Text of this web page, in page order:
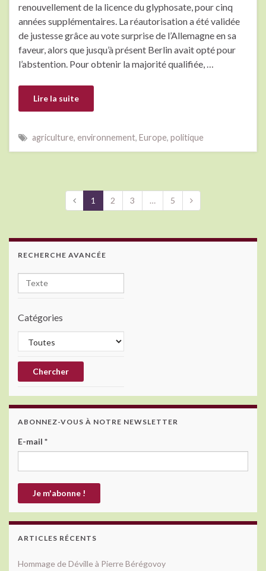
renouvellement de la licence du glyphosate, pour cinq
années supplémentaires. La réautorisation a été validée
de justesse grâce au vote surprise de l’Allemagne en sa
faveur, alors que jusqu’à présent Berlin avait opté pour
l’abstention. Pour obtenir la majorité qualifiée, …
Lire la suite
agriculture, environnement, Europe, politique
1 2 3 … 5
RECHERCHE AVANCÉE
Catégories
ABONNEZ-VOUS À NOTRE NEWSLETTER
E-mail *
ARTICLES RÉCENTS
Hommage de Déville à Pierre Bérégovoy